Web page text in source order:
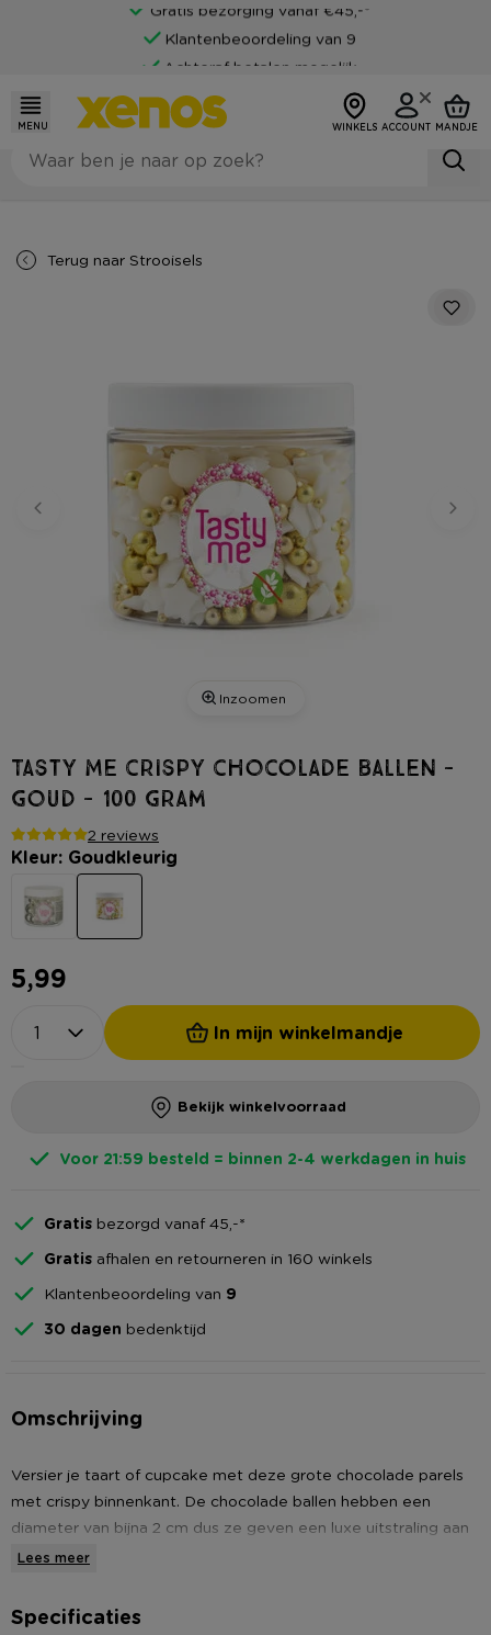
Gratis bezorging vanaf €45,-*
Klantenbeoordeling van 9
Achteraf betalen mogelijk
MENU WINKELS ACCOUNT MANDJE
Terug naar Strooisels
Inzoomen
Tasty Me crispy chocolade ballen -
goud - 100 gram
2 reviews
Kleur: Goudkleurig
5,99
In mijn winkelmandje
Bekijk winkelvoorraad
Voor 21:59 besteld = binnen 2-4 werkdagen in huis
Gratis bezorgd vanaf 45,-*
Gratis afhalen en retourneren in 160 winkels
Klantenbeoordeling van 9
30 dagen bedenktijd
Omschrijving
Versier je taart of cupcake met deze grote chocolade parels
met crispy binnenkant. De chocolade ballen hebben een
diameter van bijna 2 cm dus ze geven een luxe uitstraling aan
iedere taart of cupcake.
Lees meer
Specificaties